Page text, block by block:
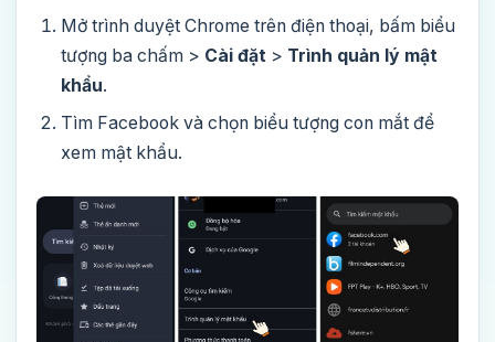
Mở trình duyệt Chrome trên điện thoại, bấm biểu
tượng ba chấm > Cài đặt > Trình quản lý mật
khẩu.
Tìm Facebook và chọn biểu tượng con mắt để
xem mật khẩu.